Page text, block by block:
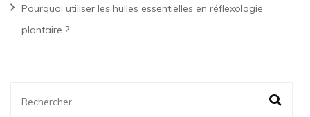
Pourquoi utiliser les huiles essentielles en réflexologie
plantaire ?
Rechercher :